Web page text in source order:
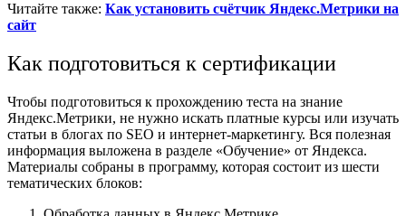
Читайте также: Как установить счётчик Яндекс.Метрики на
сайт
Как подготовиться к сертификации
Чтобы подготовиться к прохождению теста на знание
Яндекс.Метрики, не нужно искать платные курсы или изучать
статьи в блогах по SEO и интернет-маркетингу. Вся полезная
информация выложена в разделе «Обучение» от Яндекса.
Материалы собраны в программу, которая состоит из шести
тематических блоков: